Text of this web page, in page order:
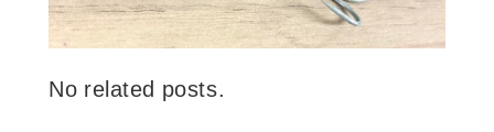
No related posts.